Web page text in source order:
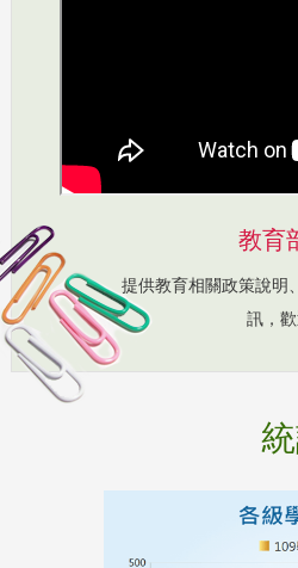
教育
提供教育相關政策說明
訊，